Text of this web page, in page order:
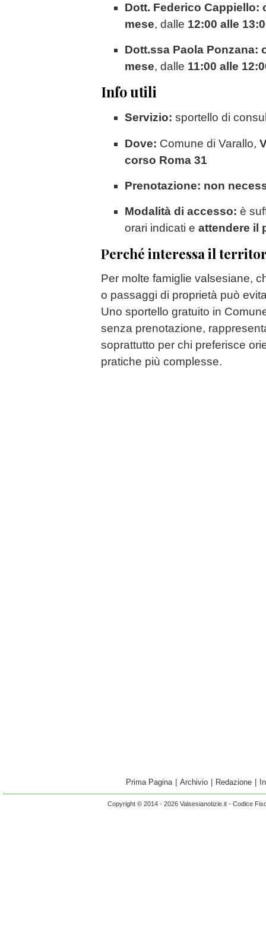
Dott. Federico Cappiello:
mese, dalle 12:00 alle
Dott.ssa Paola Ponzana:
mese, dalle 11:00 alle
Info utili
Servizio: sportello di
Dove: Comune di Varallo,
corso Roma 31
Prenotazione: non
Modalità di accesso: è
orari indicati e attendere il
Perché interessa il
Per molte famiglie valsesiane,
o passaggi di proprietà può
Uno sportello gratuito in
senza prenotazione,
soprattutto per chi preferisce
pratiche più complesse.
Prima Pagina | Archivio | Redazione |
Copyright © 2014 - 2026 Valsesianotizie.it - Codice